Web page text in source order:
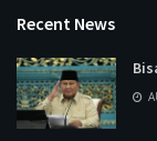
Recent News